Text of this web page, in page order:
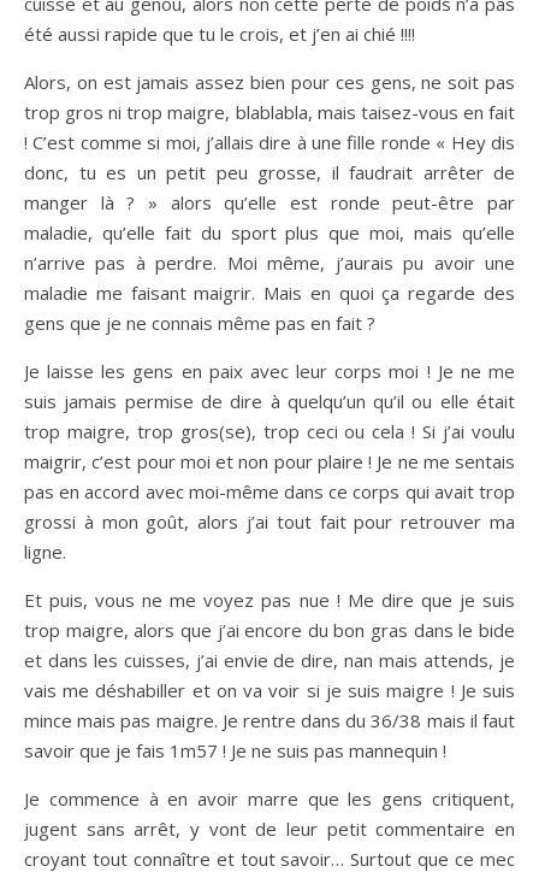
été aussi rapide que tu le crois, et j’en ai chié !!!!
Alors, on est jamais assez bien pour ces gens, ne soit pas
trop gros ni trop maigre, blablabla, mais taisez-vous en fait
! C’est comme si moi, j’allais dire à une fille ronde « Hey dis
donc, tu es un petit peu grosse, il faudrait arrêter de
manger là ? » alors qu’elle est ronde peut-être par
maladie, qu’elle fait du sport plus que moi, mais qu’elle
n’arrive pas à perdre. Moi même, j’aurais pu avoir une
maladie me faisant maigrir. Mais en quoi ça regarde des
gens que je ne connais même pas en fait ?
Je laisse les gens en paix avec leur corps moi ! Je ne me
suis jamais permise de dire à quelqu’un qu’il ou elle était
trop maigre, trop gros(se), trop ceci ou cela ! Si j’ai voulu
maigrir, c’est pour moi et non pour plaire ! Je ne me sentais
pas en accord avec moi-même dans ce corps qui avait trop
grossi à mon goût, alors j’ai tout fait pour retrouver ma
ligne.
Et puis, vous ne me voyez pas nue ! Me dire que je suis
trop maigre, alors que j’ai encore du bon gras dans le bide
et dans les cuisses, j’ai envie de dire, nan mais attends, je
vais me déshabiller et on va voir si je suis maigre ! Je suis
mince mais pas maigre. Je rentre dans du 36/38 mais il faut
savoir que je fais 1m57 ! Je ne suis pas mannequin !
Je commence à en avoir marre que les gens critiquent,
jugent sans arrêt, y vont de leur petit commentaire en
croyant tout connaître et tout savoir… Surtout que ce mec